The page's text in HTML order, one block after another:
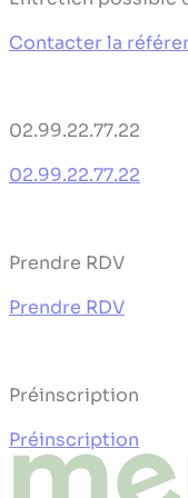
Contacter la
02.99.22.77.22
02.99.22.77.22
Prendre RDV
Prendre RDV
Préinscription
Préinscription